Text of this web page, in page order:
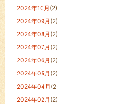
2024年10月 (2)
2024年09月 (2)
2024年08月 (2)
2024年07月 (2)
2024年06月 (2)
2024年05月 (2)
2024年04月 (2)
2024年02月 (2)